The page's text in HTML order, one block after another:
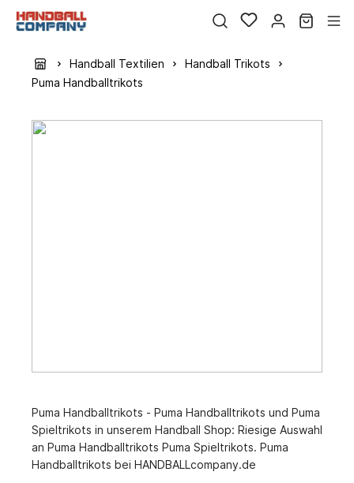
Handball Textilien
Handball Trikots
Puma Handballtrikots
Puma Handballtrikots - Puma Handballtrikots und Puma
Spieltrikots in unserem Handball Shop: Riesige Auswahl
an Puma Handballtrikots Puma Spieltrikots. Puma
Handballtrikots bei HANDBALLcompany.de